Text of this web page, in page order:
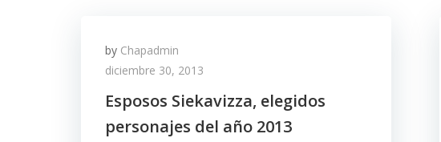
by Chapadmin
diciembre 30, 2013
Esposos Siekavizza, elegidos
personajes del año 2013